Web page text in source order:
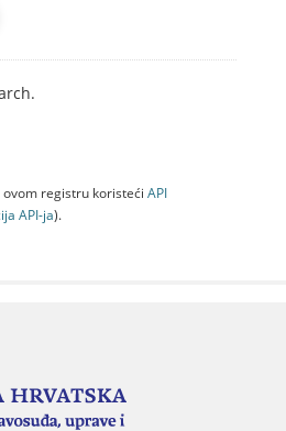
registru koristeći API
API-jа).